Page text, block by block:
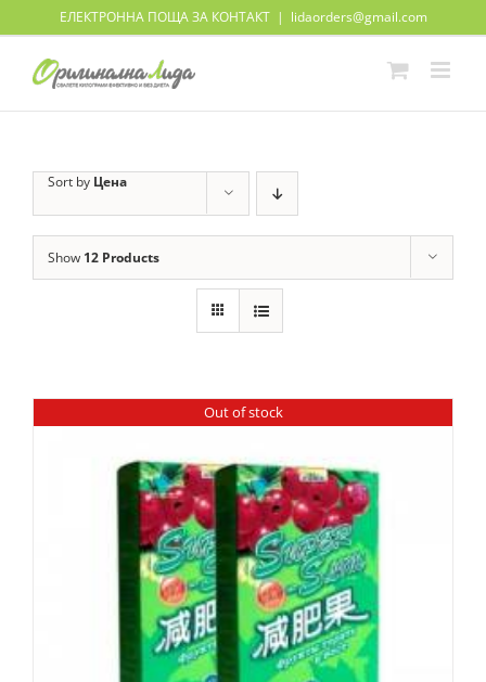
ЕЛЕКТРОННА ПОЩА ЗА КОНТАКТ | lidaorders@gmail.com
Sort by Цена
Show 12 Products
Out of stock